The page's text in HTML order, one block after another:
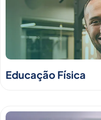
Educação Física